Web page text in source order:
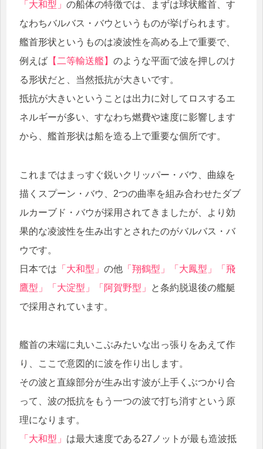
「大和型」 の船体の特徴では、まずは球状艦首、す
なわちバルバス・バウというものが挙げられます。
艦首形状というものは凌波性を高める上で重要で、
例えば 【二等輸送艦】 のような平面で波を押しのけ
る形状だと、当然抵抗が大きいです。
抵抗が大きいということは出力に対してロスするエ
ネルギーが多い、すなわち燃費や速度に影響します
から、艦首形状は船を造る上で重要な個所です。
これまではまっすぐ鋭いクリッパー・バウ、曲線を
描くスプーン・バウ、2つの曲率を組み合わせたダブ
ルカーブド・バウが採用されてきましたが、より効
果的な凌波性を生み出すとされたのがバルバス・バ
ウです。
日本では 「大和型」 の他 「翔鶴型」「大鳳型」「飛
鷹型」「大淀型」「阿賀野型」
と条約脱退後の艦艇
で採用されています。
艦首の末端に丸いこぶみたいな出っ張りをあえて作
り、ここで意図的に波を作り出します。
その波と直線部分が生み出す波が上手くぶつかり合
って、波の抵抗をもう一つの波で打ち消すという原
理になります。
「大和型」 は最大速度である27ノットが最も造波抵